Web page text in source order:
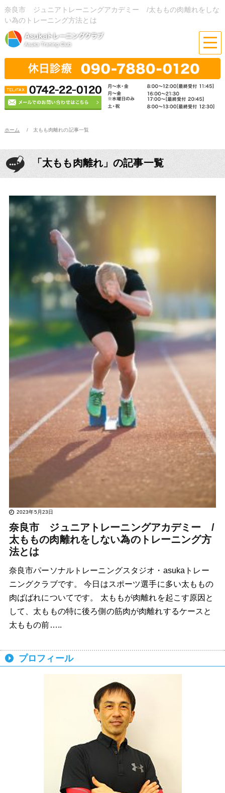
奈良市 ジュニアトレーニングアカデミー /太ももの肉離れをしな
い為のトレーニング方法とは
ホーム 太もも肉離れの記事一覧
「太もも肉離れ」の記事一覧
2023年5月23日
奈良市 ジュニアトレーニングアカデミー /
太ももの肉離れをしない為のトレーニング方
法とは
奈良市パーソナルトレーニングスタジオ・asukaトレー
ニングクラブです。 今日はスポーツ選手に多い太ももの
肉ばばれについてです。 太ももが肉離れを起こす原因と
して、太ももの特に後ろ側の筋肉が肉離れするケースと
太ももの前…..
プロフィール